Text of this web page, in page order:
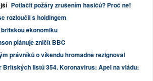
Potlačit požáry zrušením hasičů? Proč ne!
rozloučil s holdingem
ekonomiku
plánuje zničit BBC
právníků o víkendu hromadně rezignoval
Britských listů 354. Koronavirus: Apel na vládu: